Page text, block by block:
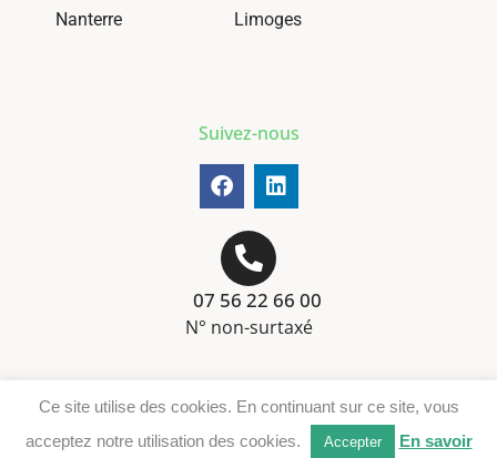
Nanterre
Limoges
Suivez-nous
07 56 22 66 00
N° non-surtaxé
Téléchargement DER
Ce site utilise des cookies. En continuant sur ce site, vous
acceptez notre utilisation des cookies.
Accepter En savoir